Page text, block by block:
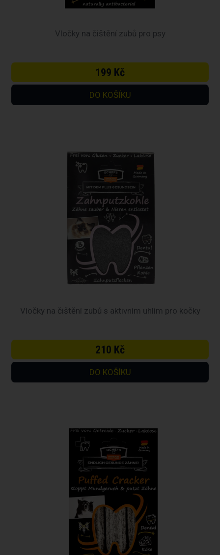
Vločky na čištění zubů pro psy
199 Kč
Vločky na čištění zubů s aktivním uhlím pro kočky
210 Kč